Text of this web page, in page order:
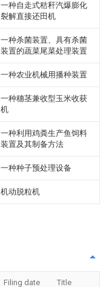
一种自走式秸秆汽爆膨化
裂解直接还田机
一种杀菌装置、具有杀菌
装置的蔬菜尾菜处理装置
一种农业机械用播种装置
一种穗茎兼收型玉米收获
机
一种利用鸡粪生产鱼饲料
装置及其制备方法
一种种子预处理设备
机动脱粒机
Filing date Title